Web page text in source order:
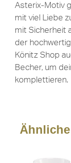
Asterix-Motiv
mit viel Liebe
mit Sicherheit
der
Könitz Shop
Becher, um
komplettieren.